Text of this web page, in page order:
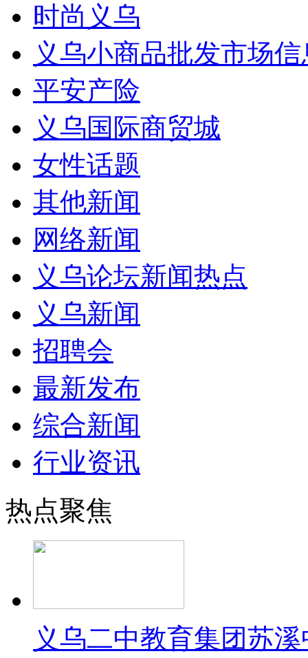
时尚义乌
义乌小商品批发市场
平安产险
义乌国际商贸城
女性话题
其他新闻
网络新闻
义乌论坛新闻热点
义乌新闻
招聘会
最新发布
综合新闻
行业资讯
热点聚焦
义乌二中教育集团苏